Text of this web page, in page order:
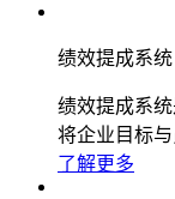
绩效提成系统
绩效提成系
将企业目标与
了解更多